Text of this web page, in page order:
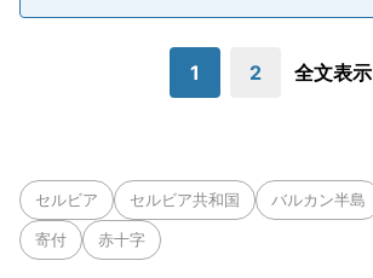
1 2 全文表示
セルビア セルビア共和国 バルカン半島
寄付 赤十字